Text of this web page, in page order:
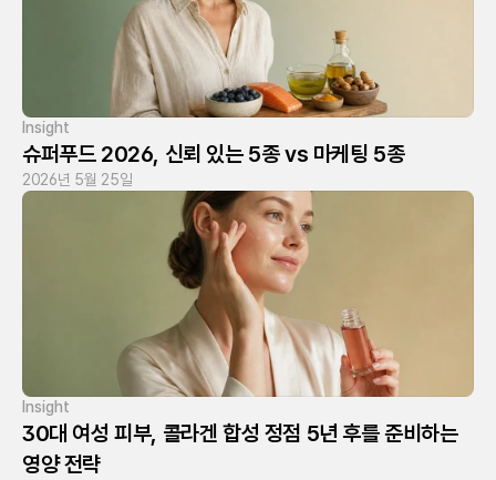
Insight
슈퍼푸드 2026, 신뢰 있는 5종 vs 마케팅 5종
2026년 5월 25일
Insight
30대 여성 피부, 콜라겐 합성 정점 5년 후를 준비하는
영양 전략